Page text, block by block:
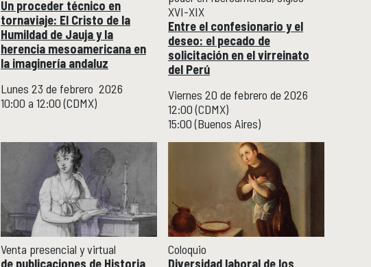
Un proceder técnico en
tornaviaje: El Cristo de la
Humildad de Jauja y la
herencia mesoamericana en
la imaginería andaluz
Lunes 23 de febrero 2026
10:00 a 12:00 (CDMX)
XVI-XIX
Entre el confesionario y el
deseo: el pecado de
solicitación en el virreinato
del Perú
Viernes 20 de febrero de 2026
12:00 (CDMX)
15:00 (Buenos Aires)
Venta presencial y virtual
de publicaciones de Historia
Coloquio
Diversidad laboral de los